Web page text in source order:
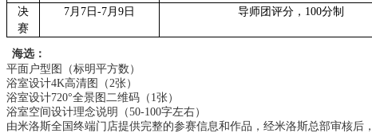
决
赛
7月7日-7月9日 导师团评分，100分制
海选：
平面户型图（标明平方数）
浴室设计4K高清图（2张）
浴室设计720°全景图二维码（1张）
浴室空间设计理念说明（50-100字左右）
由米洛斯全国终端门店提供完整的参赛信息和作品，经米洛斯总部审核后